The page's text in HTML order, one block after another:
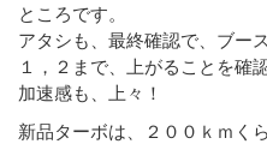
ところです。
アタシも、最終確認で、ブー
１，２まで、上がることを確認
加速感も、上々！
新品ターボは、２００ｋｍく